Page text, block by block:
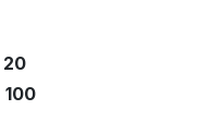
20
100